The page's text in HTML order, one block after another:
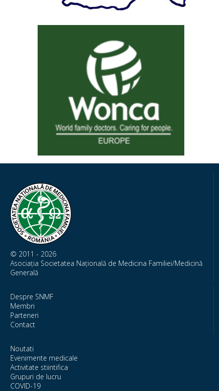
© 2011 - 2026
Asociația Societatea Națională de Medicina Familiei/Medicină
Generală
Despre SNMF
Membri
Parteneri
Contact
Noutati
Evenimente medicale
Activitate stiintifica
Grupuri de lucru
COVID-19